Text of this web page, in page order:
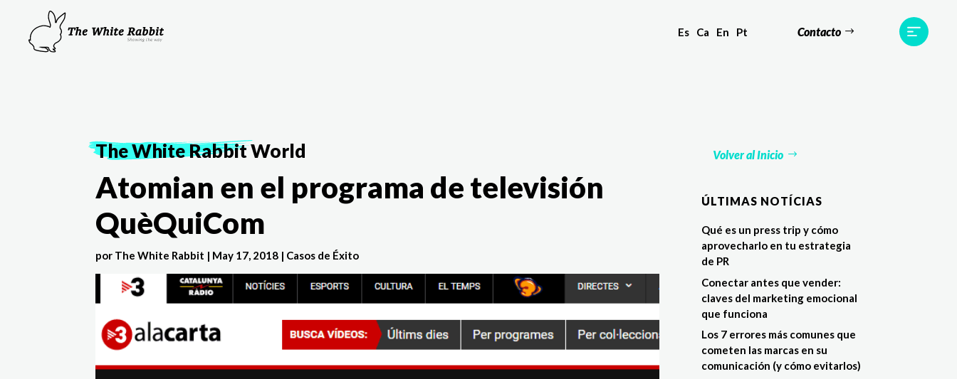
Es Ca En Pt Contacto
The White RabbitWorld Volver al Inicio
Atomian en el programa de televisión
QuèQuiCom
por The White Rabbit | May 17, 2018 | Casos de Éxito
ÚLTIMAS NOTÍCIAS
Qué es un press trip y cómo
aprovecharlo en tu estrategia
de PR
Conectar antes que vender:
claves del marketing emocional
que funciona
Los 7 errores más comunes que
cometen las marcas en su
comunicación (y cómo evitarlos)